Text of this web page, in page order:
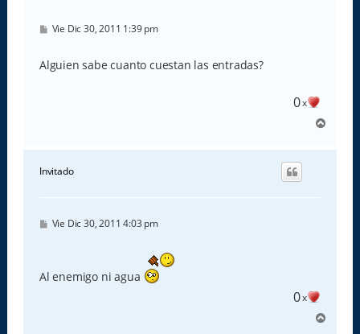
M
s
a
Vie Dic 30, 2011 1:39 pm
Alguien sabe cuanto cuestan las entradas?
0x
r
Invitado
M
j
Vie Dic 30, 2011 4:03 pm
Al enemigo ni agua
0x